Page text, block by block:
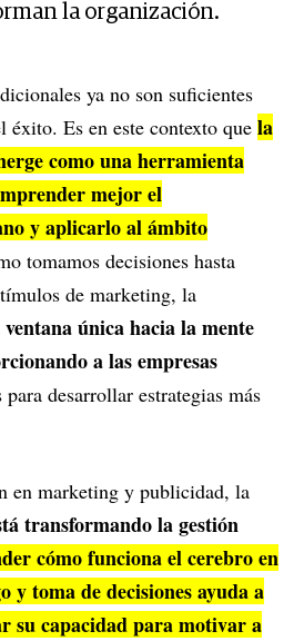
la organización.
ya no son suficientes
éxito. Es en este contexto que la
como una herramienta
mejor el
y aplicarlo al ámbito
tomamos decisiones hasta
de marketing, la
ventana única hacia la mente
a las empresas
para desarrollar estrategias más
en marketing y publicidad, la
transformando la gestión
cómo funciona el cerebro en
y toma de decisiones ayuda a
su capacidad para motivar a